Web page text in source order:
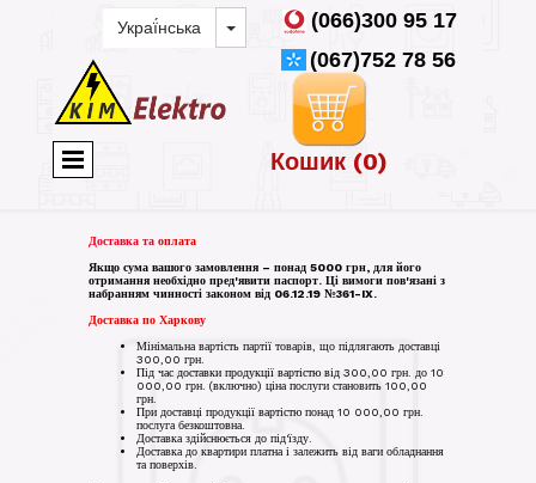
(066)300 95 17
(067)752 78 56
Кошик (0)
Доставка та оплата
Якщо сума вашого замовлення – понад 5000 грн, для його
отримання необхідно пред'явити паспорт. Ці вимоги пов'язані з
набранням чинності законом від 06.12.19 №361-IX.
Доставка по Харкову
Мінімальна вартість партії товарів, що підлягають доставці
300,00 грн.
Під час доставки продукції вартістю від 300,00 грн. до 10
000,00 грн. (включно) ціна послуги становить 100,00
грн.
При доставці продукції вартістю понад 10 000,00 грн.
послуга безкоштовна.
Доставка здійснюється до під'їзду.
Доставка до квартири платна і залежить від ваги обладнання
та поверхів.